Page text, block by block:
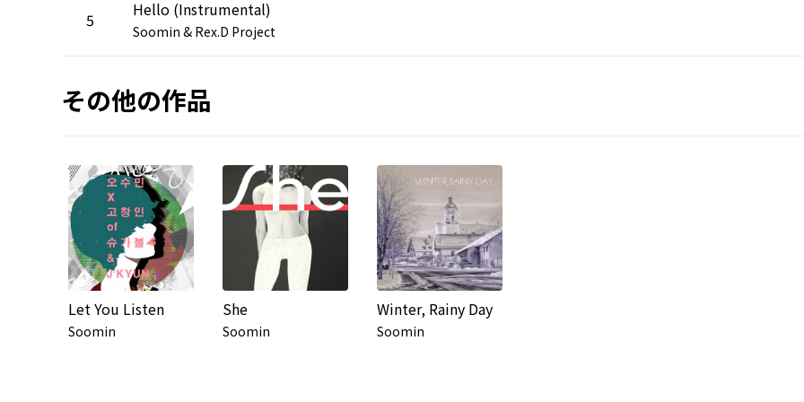
5 Hello (Instrumental)
Soomin & Rex.D Project
その他の作品
Let You Listen
Soomin
She
Soomin
Winter, Rainy Day
Soomin